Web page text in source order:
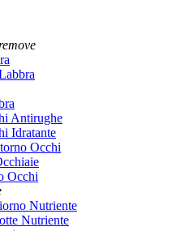
Antirughe
Idratante
Occhi
Occhi
Nutriente
Nutriente